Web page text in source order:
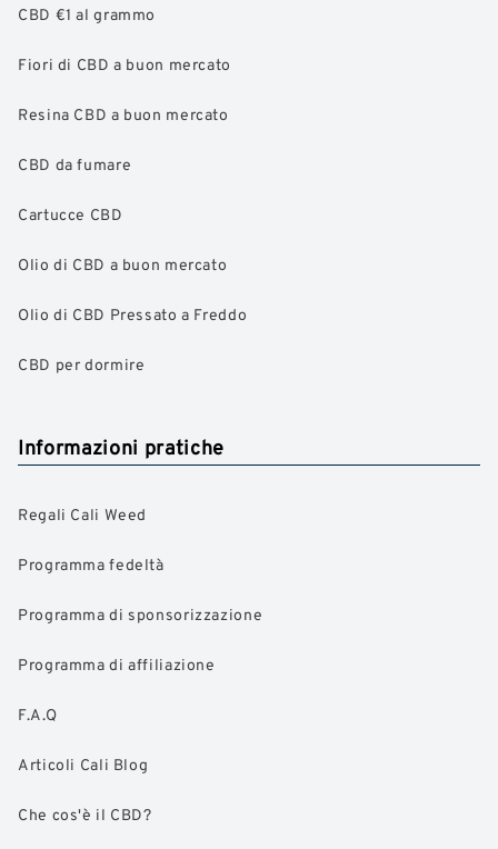
CBD €1 al grammo
Fiori di CBD a buon mercato
Resina CBD a buon mercato
CBD da fumare
Cartucce CBD
Olio di CBD a buon mercato
Olio di CBD Pressato a Freddo
CBD per dormire
Informazioni pratiche
Regali Cali Weed
Programma fedeltà
Programma di sponsorizzazione
Programma di affiliazione
F.A.Q
Articoli Cali Blog
Che cos'è il CBD?